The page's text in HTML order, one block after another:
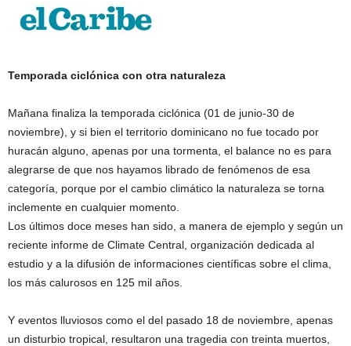
Temporada ciclónica con otra naturaleza
Mañana finaliza la temporada ciclónica (01 de junio-30 de
noviembre), y si bien el territorio dominicano no fue tocado por
huracán alguno, apenas por una tormenta, el balance no es para
alegrarse de que nos hayamos librado de fenómenos de esa
categoría, porque por el cambio climático la naturaleza se torna
inclemente en cualquier momento.
Los últimos doce meses han sido, a manera de ejemplo y según un
reciente informe de Climate Central, organización dedicada al
estudio y a la difusión de informaciones científicas sobre el clima,
los más calurosos en 125 mil años.
Y eventos lluviosos como el del pasado 18 de noviembre, apenas
un disturbio tropical, resultaron una tragedia con treinta muertos,